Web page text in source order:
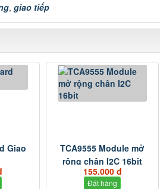
, giao tiếp
Giao
TCA9555 Module mở
rộng chân I2C 16bit
155.000 đ
Đặt hàng